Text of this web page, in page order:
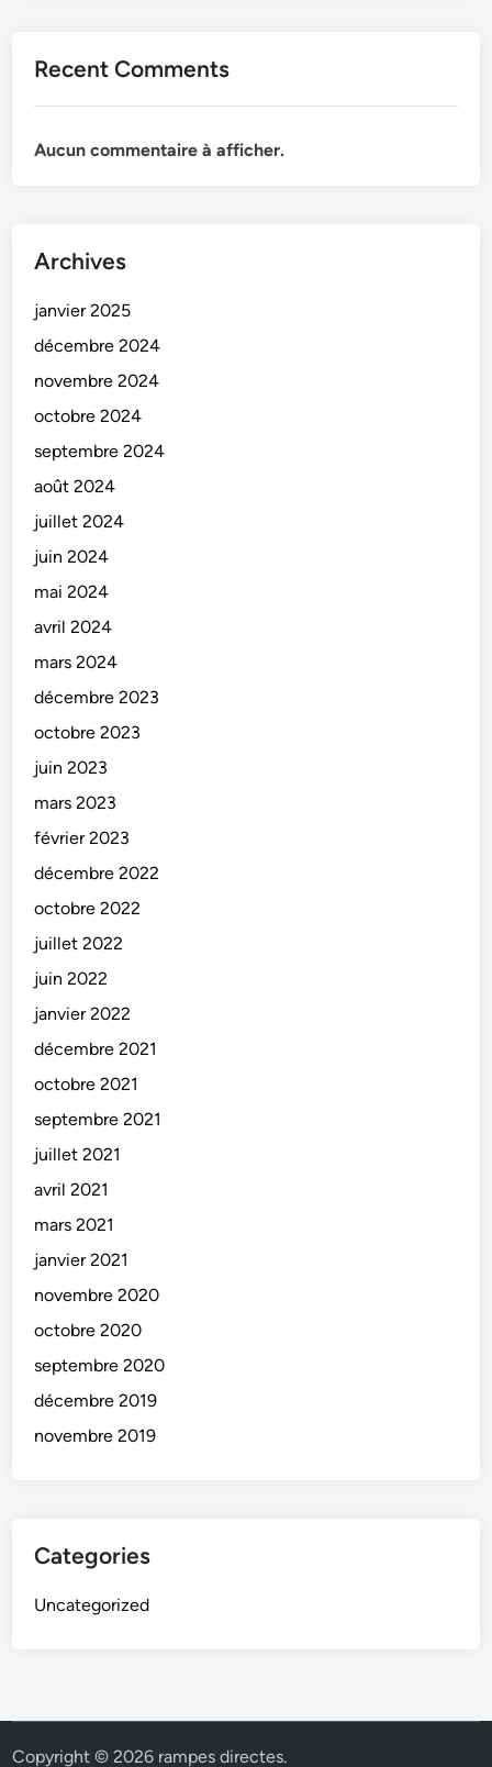
Recent Comments
Aucun commentaire à afficher.
Archives
janvier 2025
décembre 2024
novembre 2024
octobre 2024
septembre 2024
août 2024
juillet 2024
juin 2024
mai 2024
avril 2024
mars 2024
décembre 2023
octobre 2023
juin 2023
mars 2023
février 2023
décembre 2022
octobre 2022
juillet 2022
juin 2022
janvier 2022
décembre 2021
octobre 2021
septembre 2021
juillet 2021
avril 2021
mars 2021
janvier 2021
novembre 2020
octobre 2020
septembre 2020
décembre 2019
novembre 2019
Categories
Uncategorized
Copyright © 2026 rampes directes.